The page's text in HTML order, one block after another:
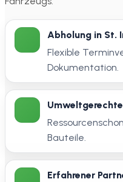
Abholung in St.
Flexible
Dokumentation.
Bauteile.
Erfahrener